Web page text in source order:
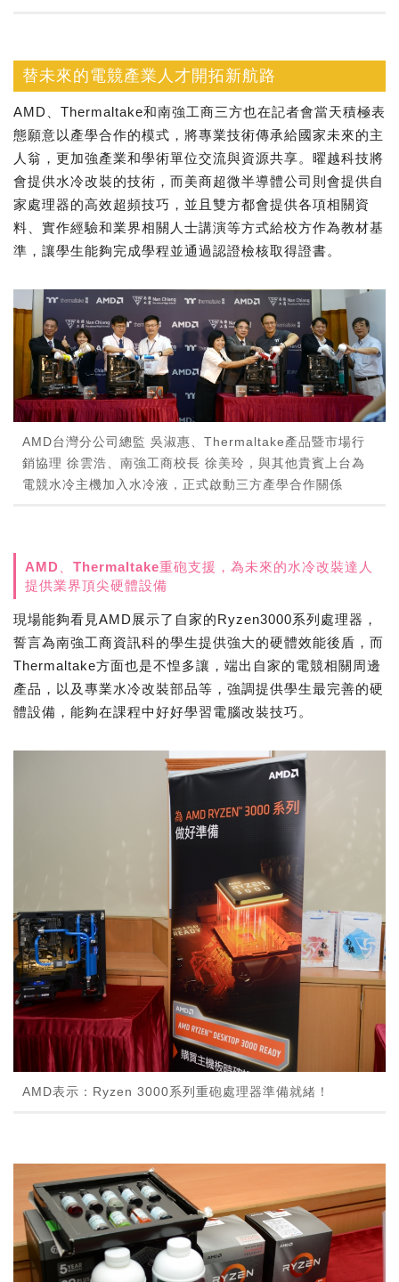
替未來的電競產業人才開拓新航路
AMD、Thermaltake和南強工商三方也在記者會當天積極表
態願意以產學合作的模式，將專業技術傳承給國家未來的主
人翁，更加強產業和學術單位交流與資源共享。曜越科技將
會提供水冷改裝的技術，而美商超微半導體公司則會提供自
家處理器的高效超頻技巧，並且雙方都會提供各項相關資
料、實作經驗和業界相關人士講演等方式給校方作為教材基
準，讓學生能夠完成學程並通過認證檢核取得證書。
AMD台灣分公司總監 吳淑惠、Thermaltake產品暨市場行
銷協理 徐雲浩、南強工商校長 徐美玲，與其他貴賓上台為
電競水冷主機加入水冷液，正式啟動三方產學合作關係
AMD、Thermaltake重砲支援，為未來的水冷改裝達人
提供業界頂尖硬體設備
現場能夠看見AMD展示了自家的Ryzen3000系列處理器，
誓言為南強工商資訊科的學生提供強大的硬體效能後盾，而
Thermaltake方面也是不惶多讓，端出自家的電競相關周邊
產品，以及專業水冷改裝部品等，強調提供學生最完善的硬
體設備，能夠在課程中好好學習電腦改裝技巧。
AMD表示：Ryzen 3000系列重砲處理器準備就緒！